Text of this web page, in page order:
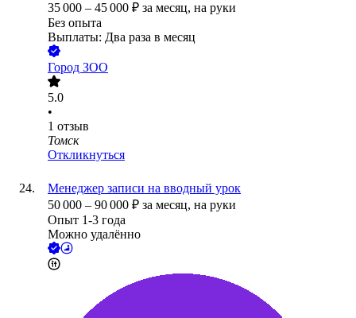
35 000 – 45 000 ₽ за месяц, на руки
Без опыта
Выплаты: Два раза в месяц
Город ЗОО
5.0
•
1 отзыв
Томск
Откликнуться
Менеджер записи на вводный урок
50 000 – 90 000 ₽ за месяц, на руки
Опыт 1-3 года
Можно удалённо